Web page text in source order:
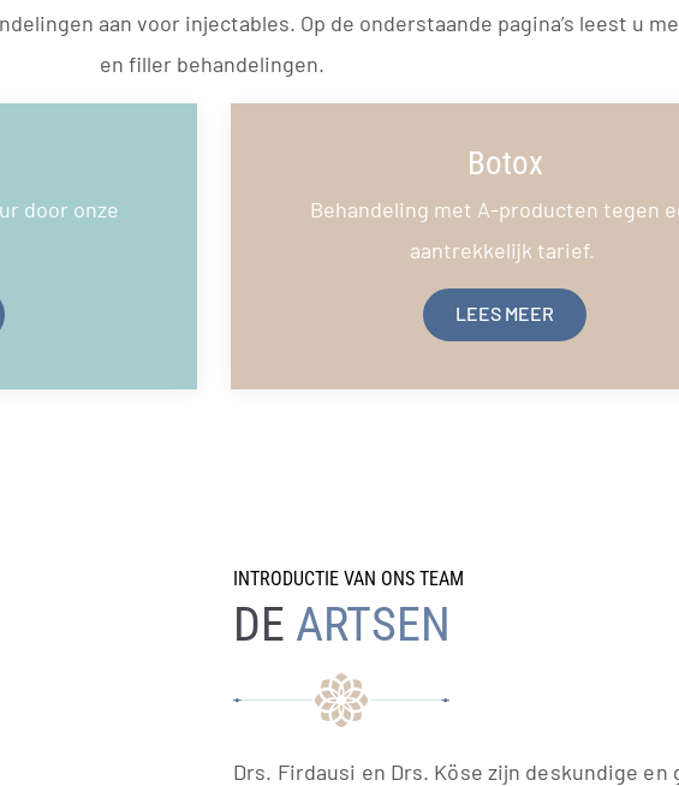
aan voor injectables. Op de onderstaande pagina’s leest u
en filler behandelingen.
door onze
Botox
Behandeling met A-producten tegen
aantrekkelijk tarief.
LEES MEER
INTRODUCTIE VAN ONS TEAM
DE ARTSEN
Drs. Firdausi en Drs. Köse zijn deskundige en